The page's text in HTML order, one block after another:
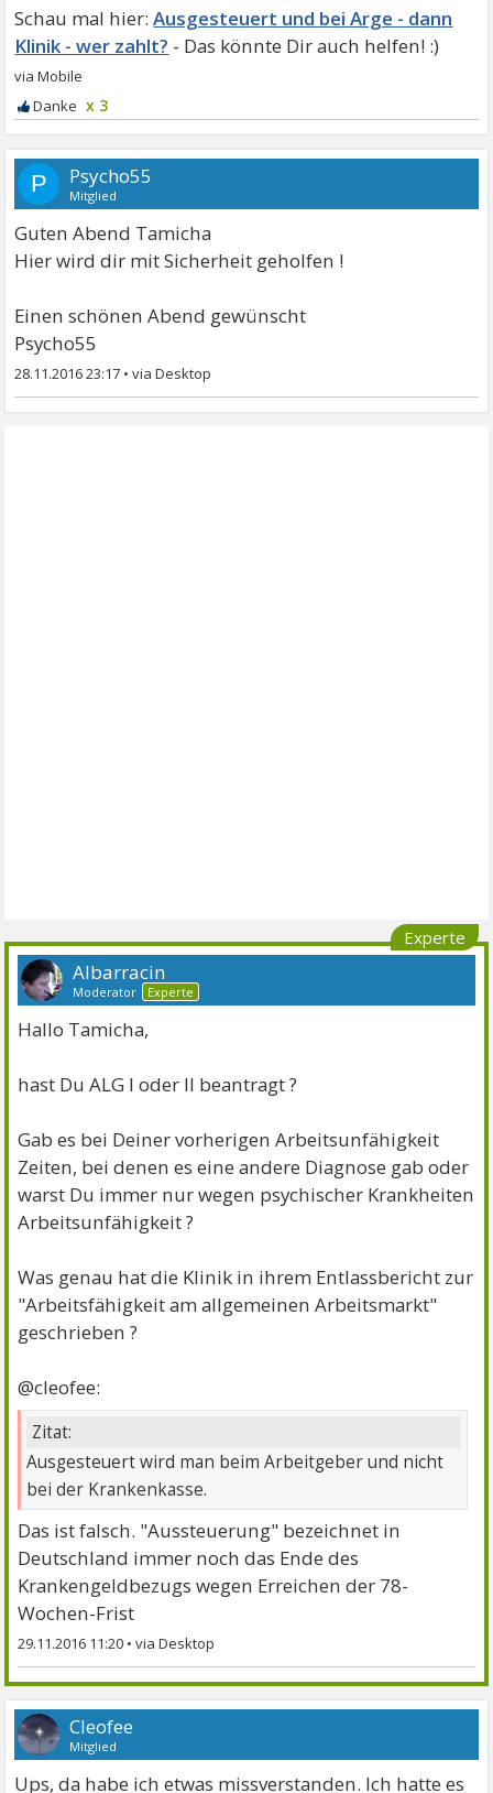
Ausgesteuert und bei Arge - dann
Klinik - wer zahlt?
x 3
P Psycho55
Mitglied
Guten Abend Tamicha
Hier wird dir mit Sicherheit geholfen !
Einen schönen Abend gewünscht
Psycho55
28.11.2016 23:17 •
Experte
Albarracin
Moderator Experte
Hallo Tamicha,
hast Du ALG I oder II beantragt ?
Gab es bei Deiner vorherigen Arbeitsunfähigkeit
Zeiten, bei denen es eine andere Diagnose gab oder
warst Du immer nur wegen psychischer Krankheiten
Arbeitsunfähigkeit ?
Was genau hat die Klinik in ihrem Entlassbericht zur
"Arbeitsfähigkeit am allgemeinen Arbeitsmarkt"
geschrieben ?
@cleofee:
Zitat:
Ausgesteuert wird man beim Arbeitgeber und nicht
bei der Krankenkasse.
Das ist falsch. "Aussteuerung" bezeichnet in
Deutschland immer noch das Ende des
Krankengeldbezugs wegen Erreichen der 78-
Wochen-Frist
29.11.2016 11:20 •
Cleofee
Mitglied
Ups, da habe ich etwas missverstanden. Ich hatte es